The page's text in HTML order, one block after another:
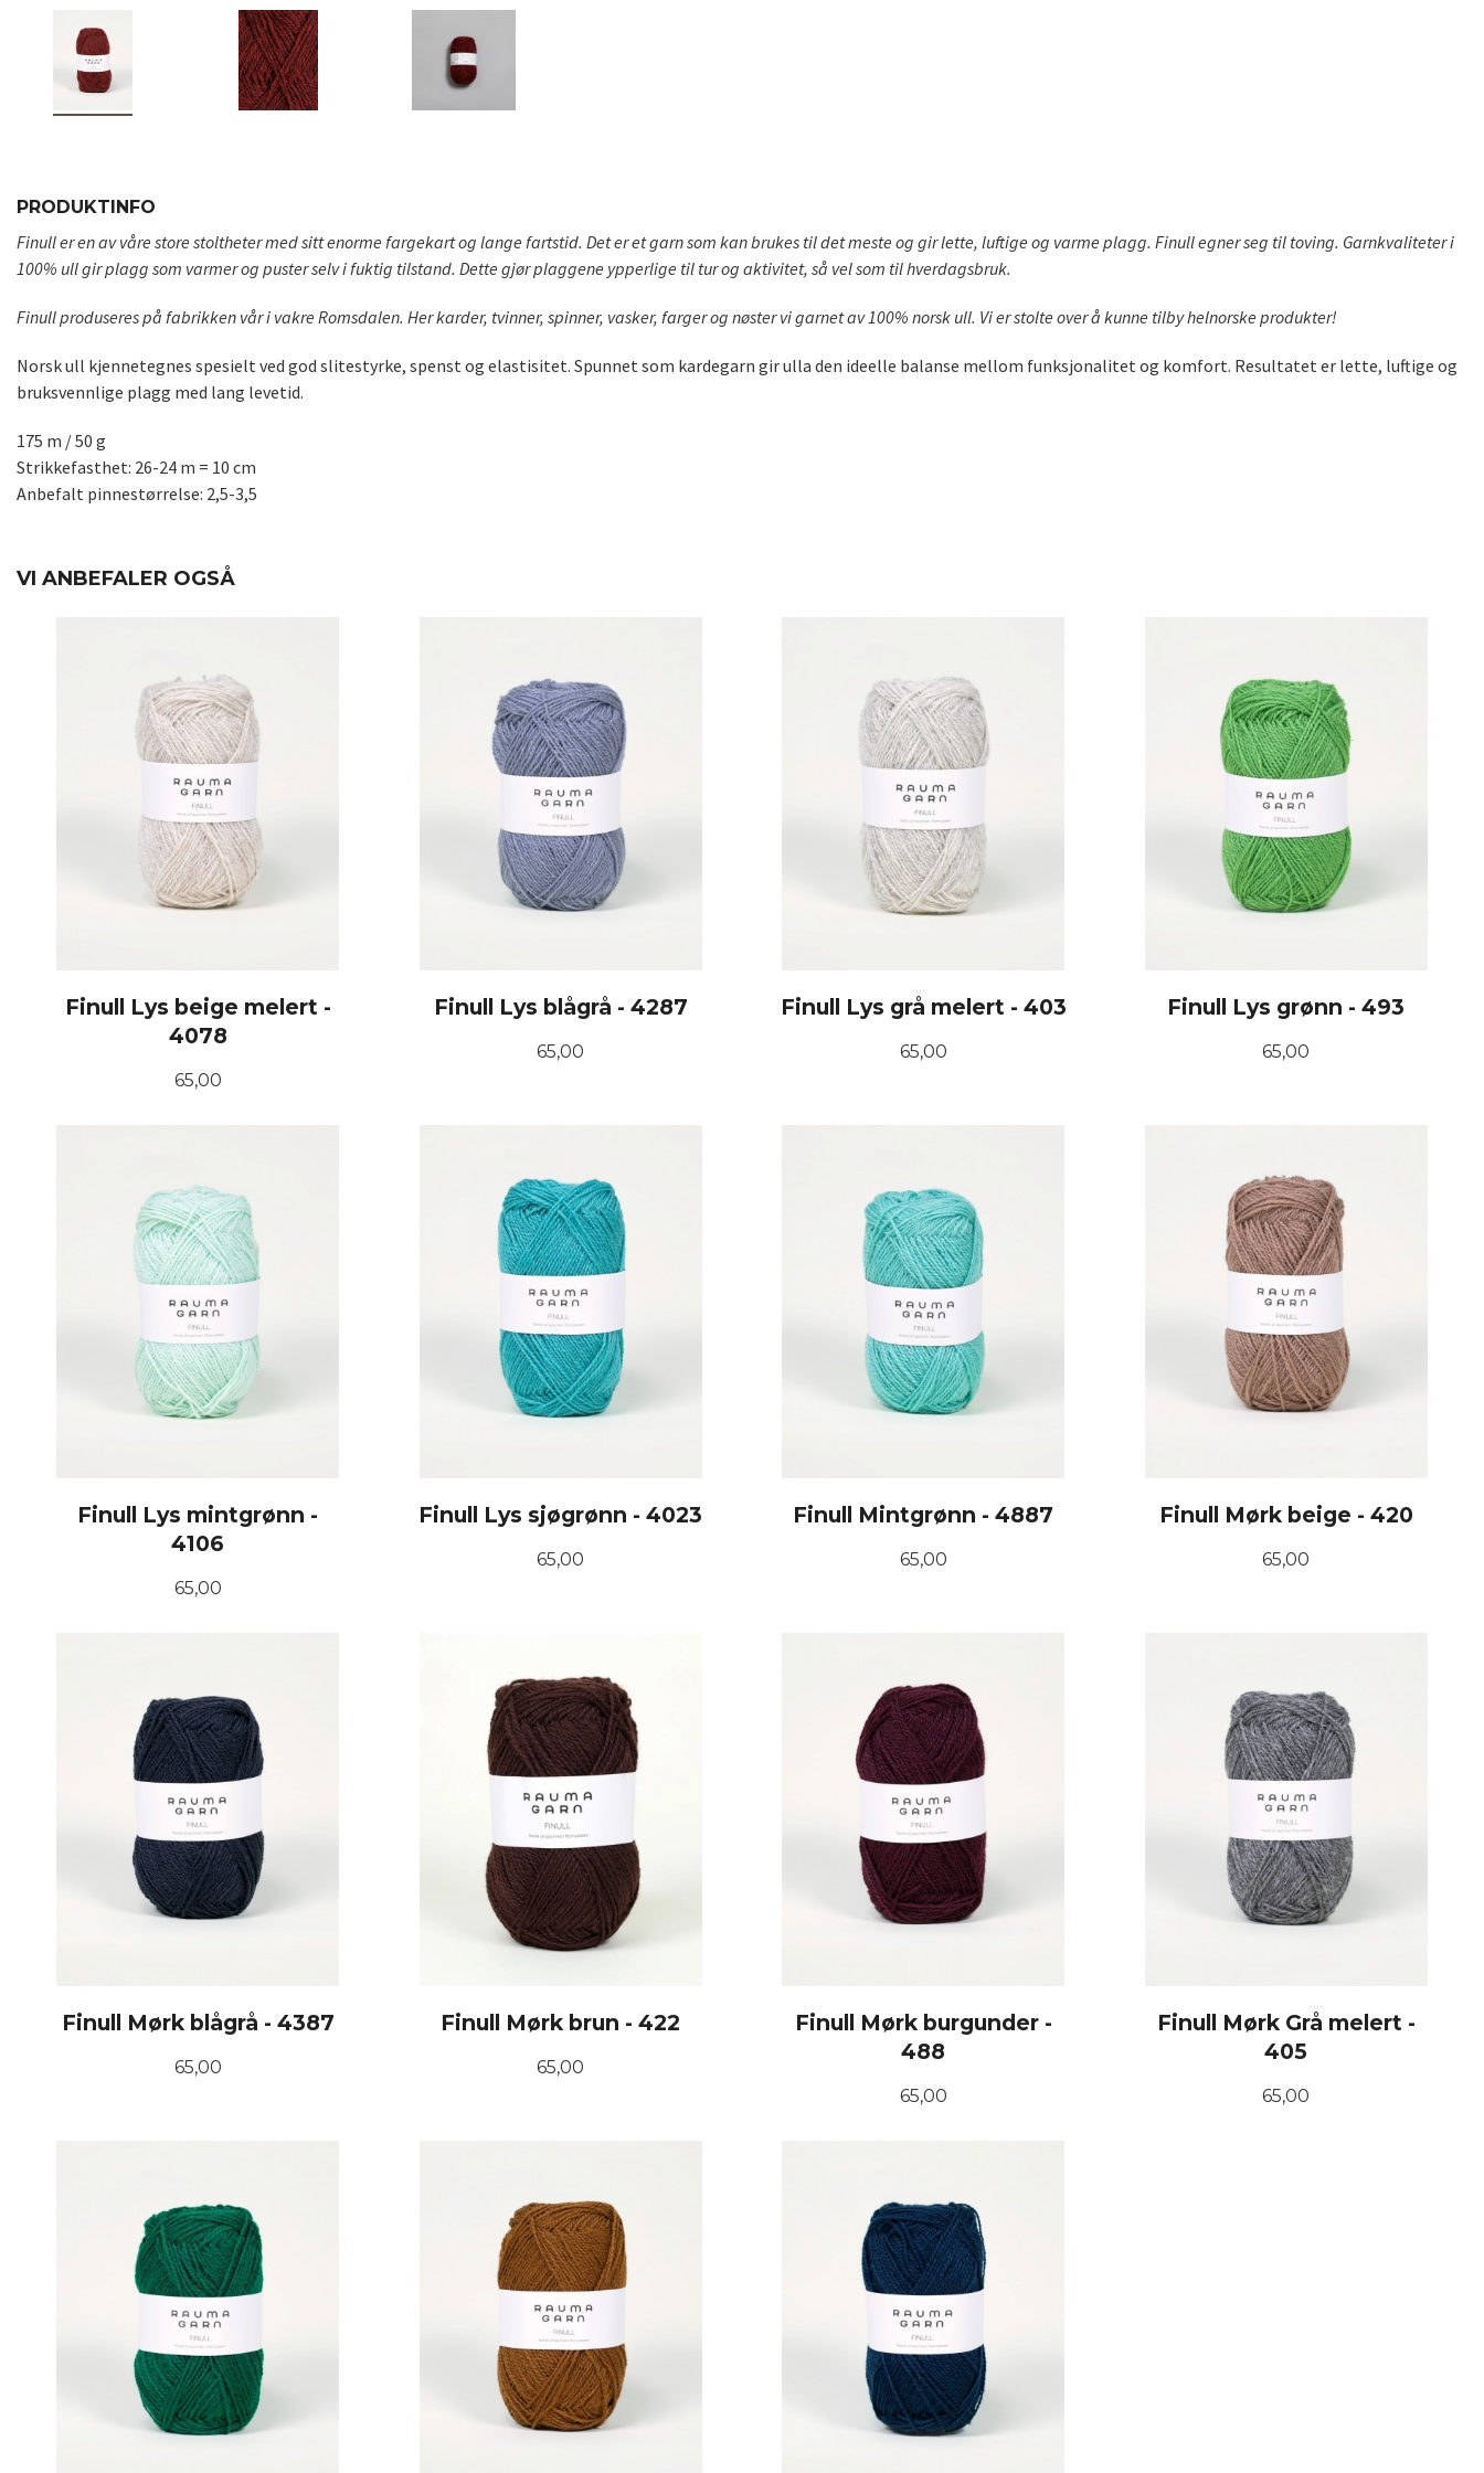
PRODUKTINFO
Finull er en av våre store stoltheter med sitt enorme fargekart og lange fartstid. Det er et garn som kan brukes til det meste og gir lette, luftige og varme plagg. Finull egner seg til toving. Garnkvaliteter i
100% ull gir plagg som varmer og puster selv i fuktig tilstand. Dette gjør plaggene ypperlige til tur og aktivitet, så vel som til hverdagsbruk.
Finull produseres på fabrikken vår i vakre Romsdalen. Her karder, tvinner, spinner, vasker, farger og nøster vi garnet av 100% norsk ull. Vi er stolte over å kunne tilby helnorske produkter!
Norsk ull kjennetegnes spesielt ved god slitestyrke, spenst og elastisitet. Spunnet som kardegarn gir ulla den ideelle balanse mellom funksjonalitet og komfort. Resultatet er lette, luftige og
bruksvennlige plagg med lang levetid.
175 m / 50 g
Strikkefasthet: 26-24 m = 10 cm
Anbefalt pinnestørrelse: 2,5-3,5
VI ANBEFALER OGSÅ
Finull Lys beige melert -
4078
Pris
65,00
Finull Lys blågrå - 4287
Pris
65,00
Finull Lys grå melert - 403
Pris
65,00
Finull Lys grønn - 493
Pris
65,00
Finull Lys mintgrønn -
4106
Pris
65,00
Finull Lys sjøgrønn - 4023
Pris
65,00
Finull Mintgrønn - 4887
Pris
65,00
Finull Mørk beige - 420
Pris
65,00
Finull Mørk blågrå - 4387
Pris
65,00
Finull Mørk brun - 422
Pris
65,00
Finull Mørk burgunder -
488
Pris
65,00
Finull Mørk Grå melert -
405
Pris
65,00